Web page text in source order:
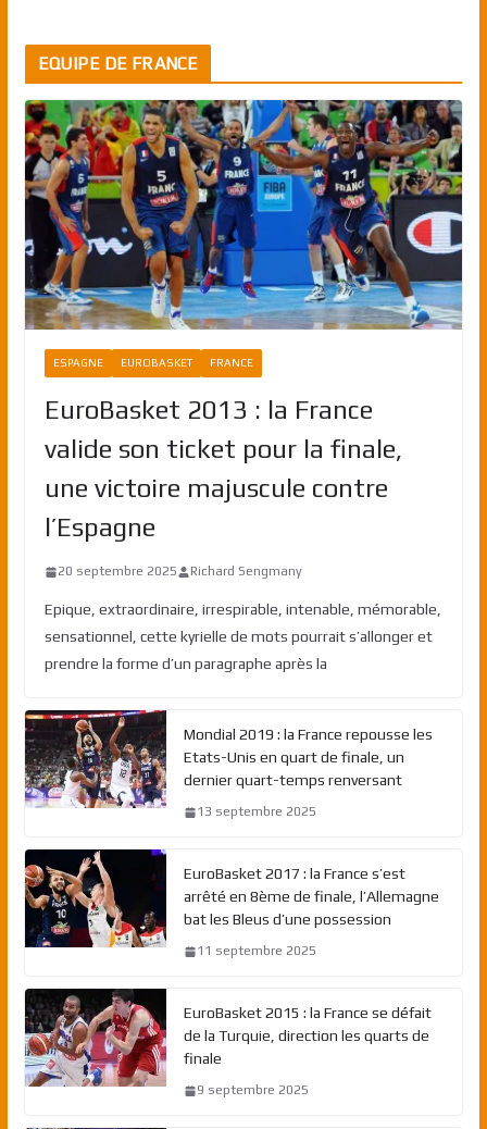
EQUIPE DE FRANCE
ESPAGNE EUROBASKET FRANCE
EuroBasket 2013 : la France
valide son ticket pour la finale,
une victoire majuscule contre
l’Espagne
20 septembre 2025 Richard Sengmany
Epique, extraordinaire, irrespirable, intenable, mémorable,
sensationnel, cette kyrielle de mots pourrait s’allonger et
prendre la forme d’un paragraphe après la
Mondial 2019 : la France repousse les
Etats-Unis en quart de finale, un
dernier quart-temps renversant
13 septembre 2025
EuroBasket 2017 : la France s’est
arrêté en 8ème de finale, l’Allemagne
bat les Bleus d’une possession
11 septembre 2025
EuroBasket 2015 : la France se défait
de la Turquie, direction les quarts de
finale
9 septembre 2025